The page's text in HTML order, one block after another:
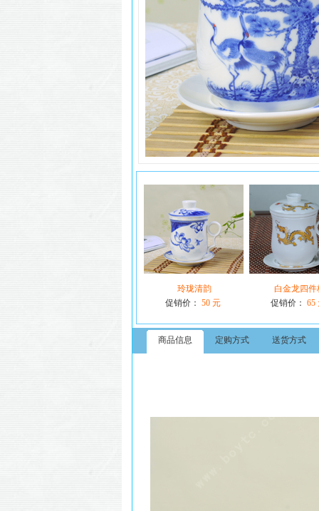
玲珑清韵
促销价： 50 元
白金龙四件
促销价： 65
商品信息 定购方式 送货方式